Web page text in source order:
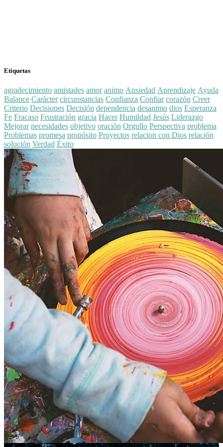
Etiquetas
agradecimiento amistades amor animo Ansiedad Aprendizaje Ayuda
Balance Carácter circunstancias Confianza Confiar corazón Creer
Criterio Decisiones Decisión dependencia desanimo dios Esperanza
Fe Fracaso Frustración gracia Hacer Humildad Jesús Liderazgo
Mejorar necesidades objetivo oración Orgullo Perspectiva problema
Problemas promesa propósito Proyectos relacion con Dios relación
solución Verdad Éxito